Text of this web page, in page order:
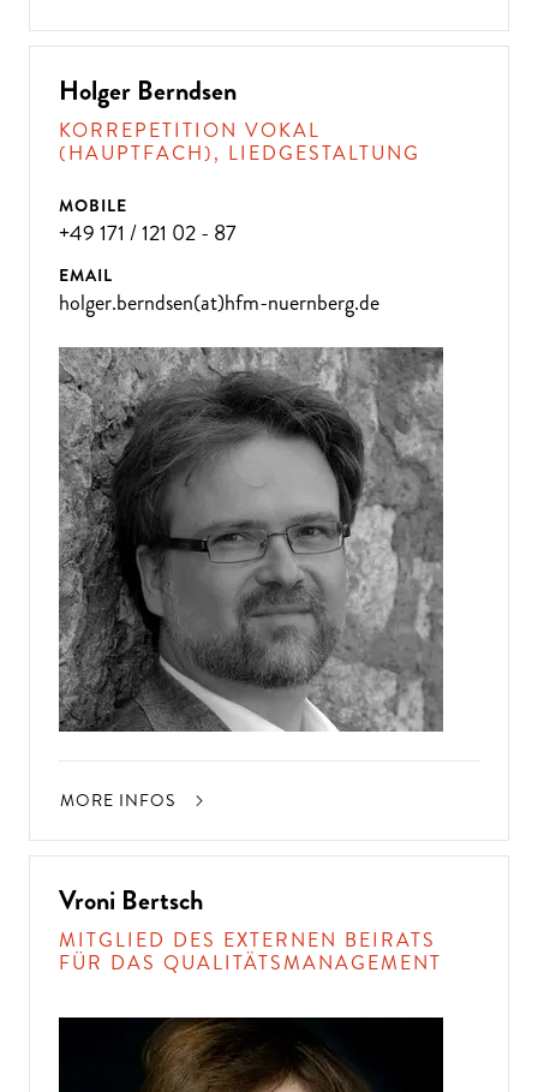
Holger Berndsen
KORREPETITION VOKAL
(HAUPTFACH), LIEDGESTALTUNG
MOBILE
+49 171 / 121 02 - 87
EMAIL
holger.berndsen(at)hfm-nuernberg.de
MORE INFOS
Vroni Bertsch
MITGLIED DES EXTERNEN BEIRATS
FÜR DAS QUALITÄTSMANAGEMENT